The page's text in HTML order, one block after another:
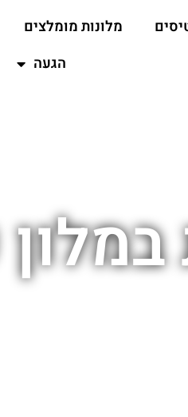
מלונות מומלצים
הגעה